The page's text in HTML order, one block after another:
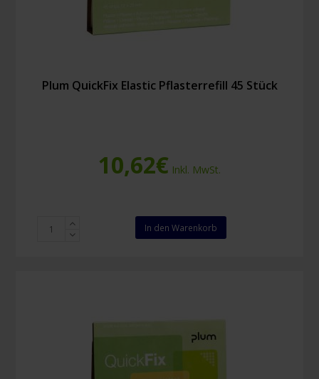
Plum QuickFix Elastic Pflasterrefill 45 Stück
10,62€ Inkl. MwSt.
QuickFix
In den Warenkorb